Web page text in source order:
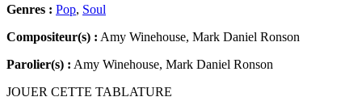
Genres : Pop, Soul
Compositeur(s) : Amy Winehouse, Mark Daniel Ronson
Parolier(s) : Amy Winehouse, Mark Daniel Ronson
JOUER CETTE TABLATURE